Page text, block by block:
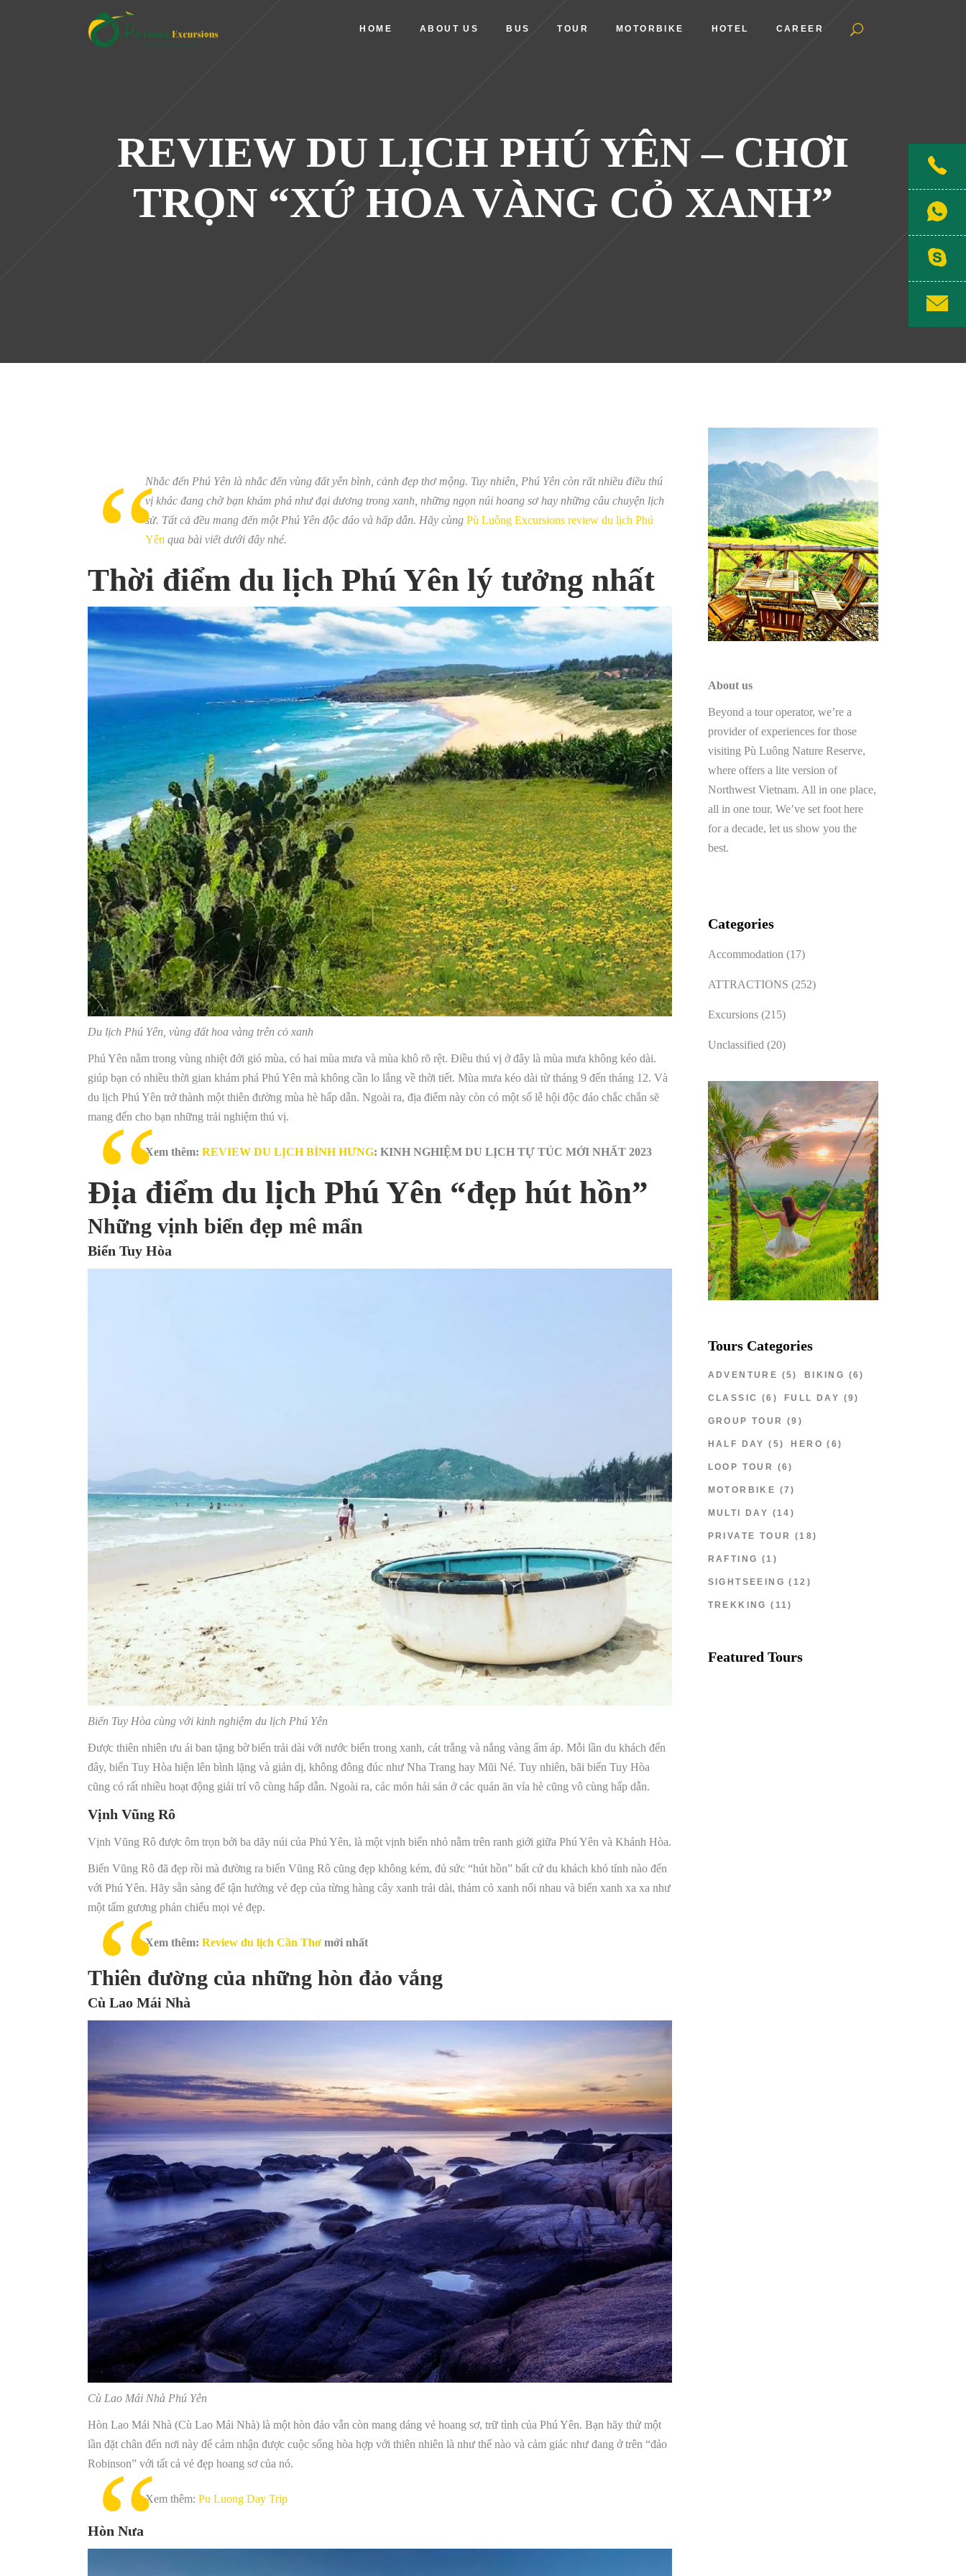
HOME ABOUT US BUS TOUR MOTORBIKE HOTEL CAREER
REVIEW DU LỊCH PHÚ YÊN – CHƠI
TRỌN “XỨ HOA VÀNG CỎ XANH”
Nhắc đến Phú Yên là nhắc đến vùng đất yên bình, cảnh đẹp thơ mộng. Tuy nhiên, Phú Yên còn rất nhiều điều thú
vị khác đang chờ bạn khám phá như đại dương trong xanh, những ngọn núi hoang sơ hay những câu chuyện lịch
sử. Tất cả đều mang đến một Phú Yên độc đáo và hấp dẫn. Hãy cùng Pù Luông Excursions review du lịch Phú
Yên qua bài viết dưới đây nhé.
Thời điểm du lịch Phú Yên lý tưởng nhất
Du lịch Phú Yên, vùng đất hoa vàng trên cỏ xanh
Phú Yên nằm trong vùng nhiệt đới gió mùa, có hai mùa mưa và mùa khô rõ rệt. Điều thú vị ở đây là mùa mưa không kéo dài.
giúp bạn có nhiều thời gian khám phá Phú Yên mà không cần lo lắng về thời tiết. Mùa mưa kéo dài từ tháng 9 đến tháng 12. Và
du lịch Phú Yên trở thành một thiên đường mùa hè hấp dẫn. Ngoài ra, địa điểm này còn có một số lễ hội độc đáo chắc chắn sẽ
mang đến cho bạn những trải nghiệm thú vị.
Xem thêm: REVIEW DU LỊCH BÌNH HƯNG: KINH NGHIỆM DU LỊCH TỰ TÚC MỚI NHẤT 2023
Địa điểm du lịch Phú Yên “đẹp hút hồn”
Những vịnh biển đẹp mê mẩn
Biển Tuy Hòa
Biển Tuy Hòa cùng với kinh nghiệm du lịch Phú Yên
Được thiên nhiên ưu ái ban tặng bờ biển trải dài với nước biển trong xanh, cát trắng và nắng vàng ấm áp. Mỗi lần du khách đến
đây, biển Tuy Hòa hiện lên bình lặng và giản dị, không đông đúc như Nha Trang hay Mũi Né. Tuy nhiên, bãi biển Tuy Hòa
cũng có rất nhiều hoạt động giải trí vô cùng hấp dẫn. Ngoài ra, các món hải sản ở các quán ăn vỉa hè cũng vô cùng hấp dẫn.
Vịnh Vũng Rô
Vịnh Vũng Rô được ôm trọn bởi ba dãy núi của Phú Yên, là một vịnh biển nhỏ nằm trên ranh giới giữa Phú Yên và Khánh Hòa.
Biển Vũng Rô đã đẹp rồi mà đường ra biển Vũng Rô cũng đẹp không kém, đủ sức “hút hồn” bất cứ du khách khó tính nào đến
với Phú Yên. Hãy sẵn sàng để tận hưởng vẻ đẹp của từng hàng cây xanh trải dài, thảm cỏ xanh nối nhau và biển xanh xa xa như
một tấm gương phản chiếu mọi vẻ đẹp.
Xem thêm: Review du lịch Cần Thơ mới nhất
Thiên đường của những hòn đảo vắng
Cù Lao Mái Nhà
Cù Lao Mái Nhà Phú Yên
Hòn Lao Mái Nhà (Cù Lao Mái Nhà) là một hòn đảo vẫn còn mang dáng vẻ hoang sơ, trữ tình của Phú Yên. Bạn hãy thử một
lần đặt chân đến nơi này để cảm nhận được cuộc sống hòa hợp với thiên nhiên là như thế nào và cảm giác như đang ở trên “đảo
Robinson” với tất cả vẻ đẹp hoang sơ của nó.
Xem thêm: Pu Luong Day Trip
Hòn Nưa
About us
Beyond a tour operator, we’re a
provider of experiences for those
visiting Pù Luông Nature Reserve,
where offers a lite version of
Northwest Vietnam. All in one place,
all in one tour. We’ve set foot here
for a decade, let us show you the
best.
Categories
Accommodation (17)
ATTRACTIONS (252)
Excursions(215)
Unclassified (20)
Tours Categories
ADVENTURE (5) BIKING (6)
CLASSIC (6) FULL DAY (9)
GROUP TOUR (9)
HALF DAY (5) HERO (6)
LOOP TOUR (6)
MOTORBIKE (7)
MULTI DAY (14)
PRIVATE TOUR (18)
RAFTING (1)
SIGHTSEEING (12)
TREKKING (11)
Featured Tours